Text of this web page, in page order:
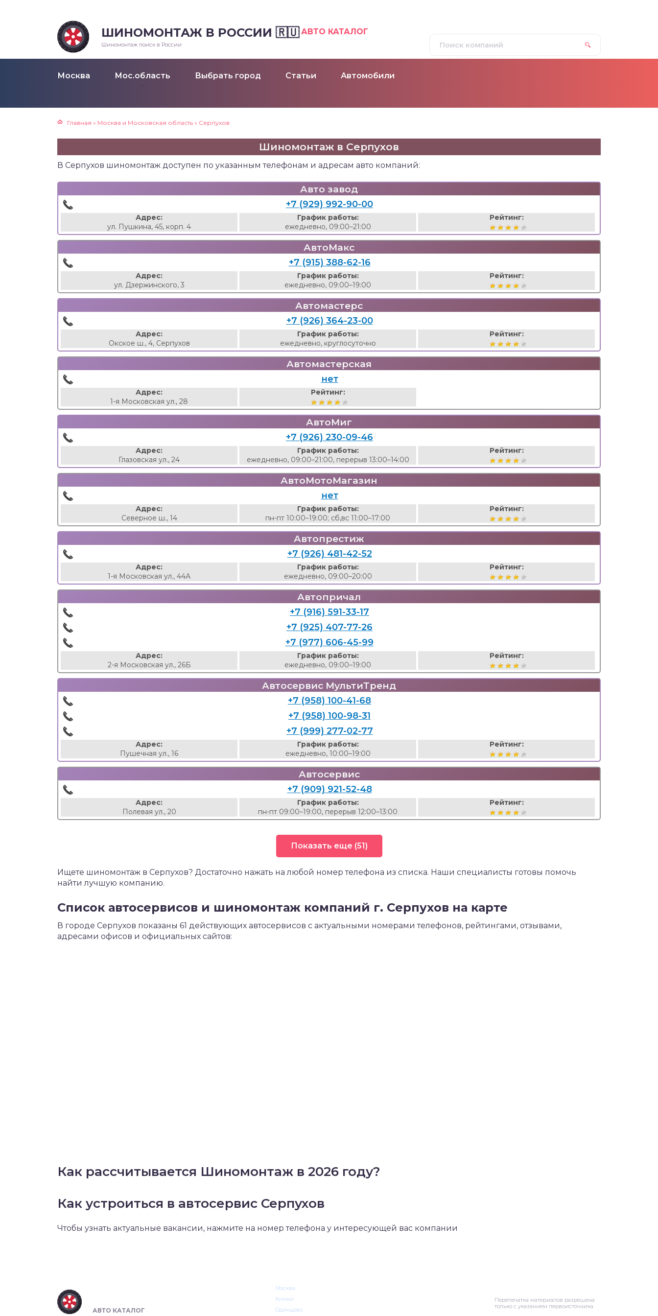
ШИНОМОНТАЖ В РОССИИ 🇷🇺 АВТО КАТАЛОГ
Шиномонтаж поиск в России
Москва Мос.область Выбрать город Статьи Автомобили
Главная » Москва и Московская область » Серпухов
Шиномонтаж в Серпухов
В Серпухов шиномонтаж доступен по указанным телефонам и адресам авто компаний:
Авто завод
+7 (929) 992-90-00
Адрес:
ул. Пушкина, 45, корп. 4
График работы:
ежедневно, 09:00–21:00
Рейтинг:
АвтоМакс
+7 (915) 388-62-16
Адрес:
ул. Дзержинского, 3
График работы:
ежедневно, 09:00–19:00
Рейтинг:
Автомастерс
+7 (926) 364-23-00
Адрес:
Окское ш., 4, Серпухов
График работы:
ежедневно, круглосуточно
Рейтинг:
Автомастерская
нет
Адрес:
1-я Московская ул., 28
Рейтинг:
АвтоМиг
+7 (926) 230-09-46
Адрес:
Глазовская ул., 24
График работы:
ежедневно, 09:00–21:00, перерыв 13:00–14:00
Рейтинг:
АвтоМотоМагазин
нет
Адрес:
Северное ш., 14
График работы:
пн-пт 10:00–19:00; сб,вс 11:00–17:00
Рейтинг:
Автопрестиж
+7 (926) 481-42-52
Адрес:
1-я Московская ул., 44А
График работы:
ежедневно, 09:00–20:00
Рейтинг:
Автопричал
+7 (916) 591-33-17
+7 (925) 407-77-26
+7 (977) 606-45-99
Адрес:
2-я Московская ул., 26Б
График работы:
ежедневно, 09:00–19:00
Рейтинг:
Автосервис МультиТренд
+7 (958) 100-41-68
+7 (958) 100-98-31
+7 (999) 277-02-77
Адрес:
Пушечная ул., 16
График работы:
ежедневно, 10:00–19:00
Рейтинг:
Автосервис
+7 (909) 921-52-48
Адрес:
Полевая ул., 20
График работы:
пн-пт 09:00–19:00, перерыв 12:00–13:00
Рейтинг:
Показать еще (51)
Ищете шиномонтаж в Серпухов? Достаточно нажать на любой номер телефона из списка. Наши специалисты готовы помочь
найти лучшую компанию.
Список автосервисов и шиномонтаж компаний г. Серпухов на карте
В городе Серпухов показаны 61 действующих автосервисов с актуальными номерами телефонов, рейтингами, отзывами,
адресами офисов и официальных сайтов:
Как рассчитывается Шиномонтаж в 2026 году?
Как устроиться в автосервис Серпухов
Чтобы узнать актуальные вакансии, нажмите на номер телефона у интересующей вас компании
АВТО КАТАЛОГ
Москва
Химки
Одинцово
Перепечатка материалов разрешена
только с указанием первоисточника